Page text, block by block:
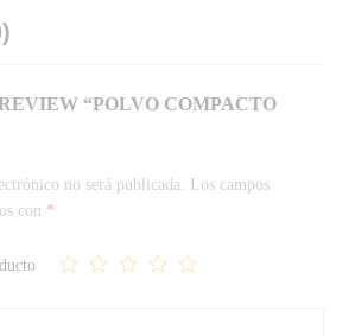
“POLVO COMPACTO
no será publicada.
Los campos
con *